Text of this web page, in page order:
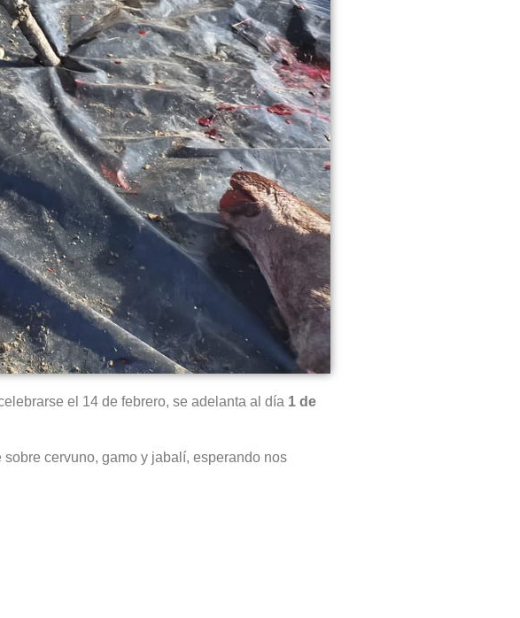
el 14 de febrero, se adelanta al día 1 de
cervuno, gamo y jabalí, esperando nos